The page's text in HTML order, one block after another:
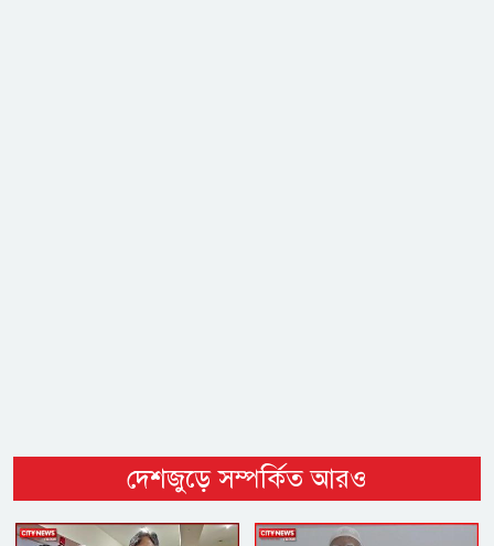
দেশজুড়ে সম্পর্কিত আরও